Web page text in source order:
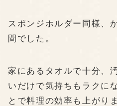
スポンジホルダー同様、
間でした。
家にあるタオルで十分、
いだけで気持ちもラクに
とで料理の効率も上がり